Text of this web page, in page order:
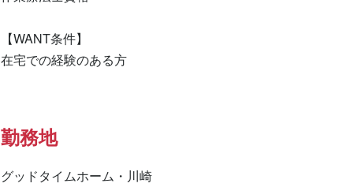
【WANT条件】
在宅での経験のある方
勤務地
グッドタイムホーム・川崎